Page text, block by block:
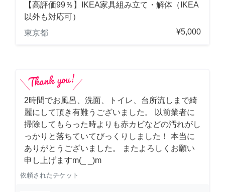
【高評価99％】IKEA家具組み立て・解体（IKEA
以外も対応可）
東京都
¥5,000
2時間でお風呂、洗面、トイレ、台所流しまで綺
麗にして頂き有難うございました。 以前業者に
掃除してもらった時よりも赤カビなどの汚れがし
っかりと落ちていてびっくりしました！ 本当に
ありがとうございました。 またよろしくお願い
申し上げますm(_ _)m
依頼されたチケット